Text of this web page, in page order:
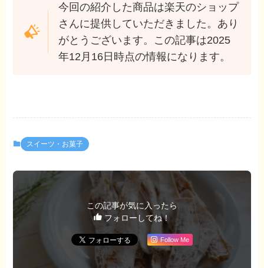
今回の紹介した商品は楽天のショップ
さんに提供していただきました。あり
がとうございます。この記事は2025
年12月16日時点の情報になります。
スイーツ・お菓子
この記事が気に入ったら
フォローしてね！
Follow Me